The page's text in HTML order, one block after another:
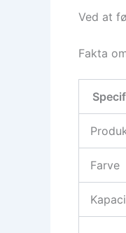
Ved at
Fakta
Farve